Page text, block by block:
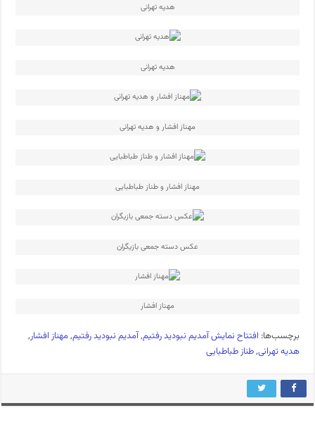
هدیه تهرانی
هدیه تهرانی
مهناز افشار و هدیه تهرانی
مهناز افشار و طناز طباطبایی
عکس دسته جمعی بازیگران
مهناز افشار
برچسب‌ها: افتتاح نمایش آمدیم نبودید رفتیم,آمدیم نبودید رفتیم,مهناز افشار,
هدیه تهرانی,طناز طباطبایی